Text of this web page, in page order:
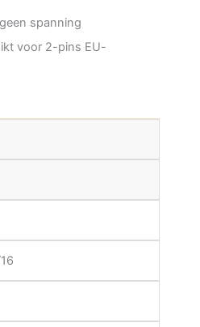
spanning
voor 2-pins EU-